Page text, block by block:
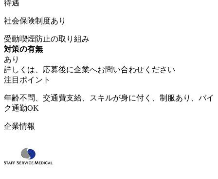
待遇
社会保険制度あり
受動喫煙防止の取り組み
対策の有無
あり
詳しくは、応募後に企業へお問い合わせください
注目ポイント
年齢不問、交通費支給、スキルが身に付く、制服あり、バイ
ク通勤OK
企業情報